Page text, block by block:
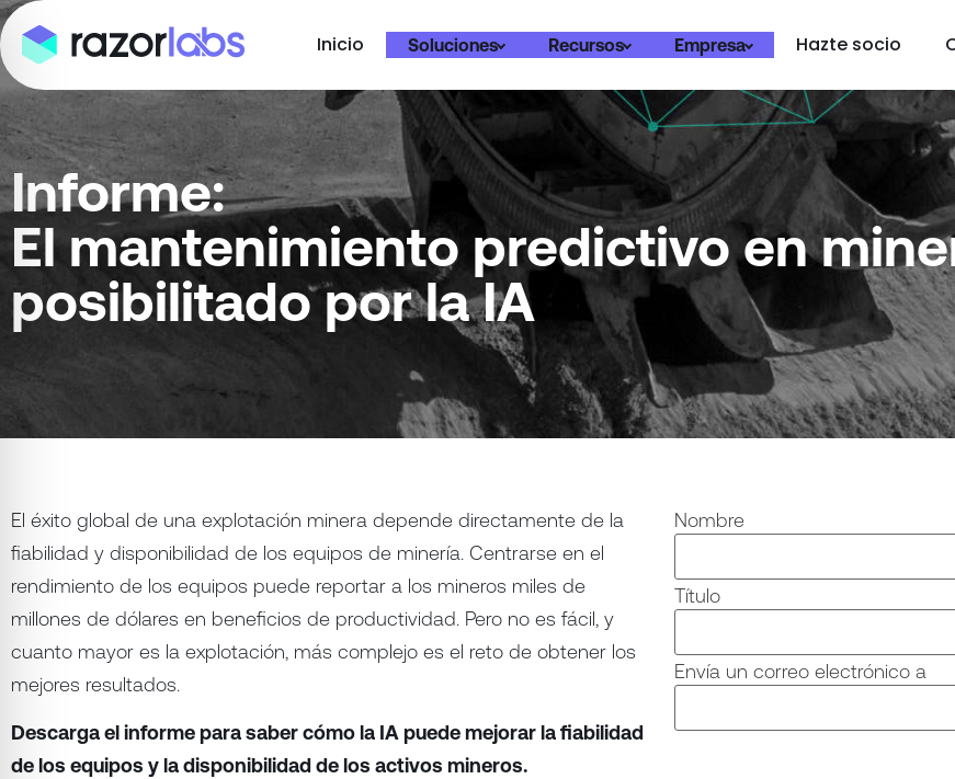
Inicio Soluciones Recursos Empresa Hazte socio
Informe:
El mantenimiento predictivo en
posibilitado por la IA
El éxito global de una explotación minera depende directamente de la
fiabilidad y disponibilidad de los equipos de minería. Centrarse en el
rendimiento de los equipos puede reportar a los mineros miles de
millones de dólares en beneficios de productividad. Pero no es fácil, y
cuanto mayor es la explotación, más complejo es el reto de obtener los
mejores resultados.
Descarga el informe para saber cómo la IA puede mejorar la fiabilidad
de los equipos y la disponibilidad de los activos mineros.
Nombre
Título
Envía un correo electrónico a